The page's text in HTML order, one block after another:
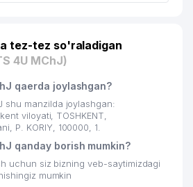
tez-tez so'raladigan
4U MChJ)
qaerda joylashgan?
shu manzilda joylashgan:
viloyati, TOSHKENT,
P. KORIY, 100000, 1.
qanday borish mumkin?
uchun siz bizning veb-saytimizdagi
mumkin